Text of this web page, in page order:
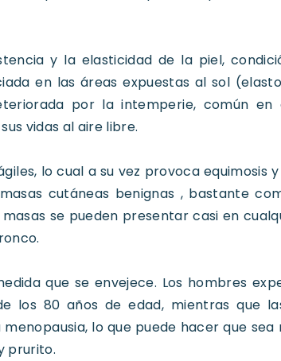
y la elasticidad de la piel,
en las áreas expuestas al sol
por la intemperie, común en
vidas al aire libre.
lo cual a su vez provoca equimosis
cutáneas benignas , bastante
se pueden presentar casi en
que se envejece. Los hombres
los 80 años de edad, mientras que
lo que puede hacer que sea
prurito.